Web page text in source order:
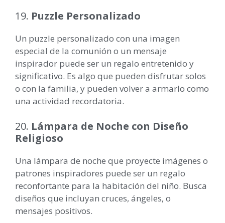
19. Puzzle Personalizado
Un puzzle personalizado con una imagen
especial de la comunión o un mensaje
inspirador puede ser un regalo entretenido y
significativo. Es algo que pueden disfrutar solos
o con la familia, y pueden volver a armarlo como
una actividad recordatoria.
20. Lámpara de Noche con Diseño
Religioso
Una lámpara de noche que proyecte imágenes o
patrones inspiradores puede ser un regalo
reconfortante para la habitación del niño. Busca
diseños que incluyan cruces, ángeles, o
mensajes positivos.